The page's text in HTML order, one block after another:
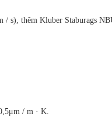
thêm Kluber Staburags
/ m · K.